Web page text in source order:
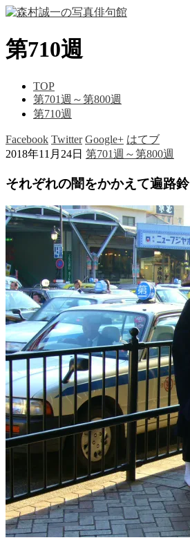
第710週
TOP
第701週～第800週
第710週
Facebook Twitter Google+ はてブ
2018年11月24日 第701週～第800週
それぞれの闇をかかえて遍路鈴